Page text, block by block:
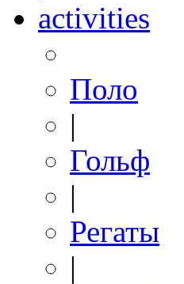
activities
Поло
|
Гольф
|
Регаты
|